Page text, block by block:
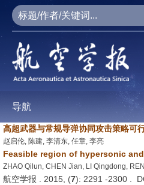
导航
高超武器与常规导弹协同攻击策略可
赵启伦, 陈建, 李清东, 任章, 李亮
Feasible region of hypersonic
ZHAO Qilun, CHEN Jian, LI Qingdong,
航空学报 . 2015, (7): 2291 -2300 .